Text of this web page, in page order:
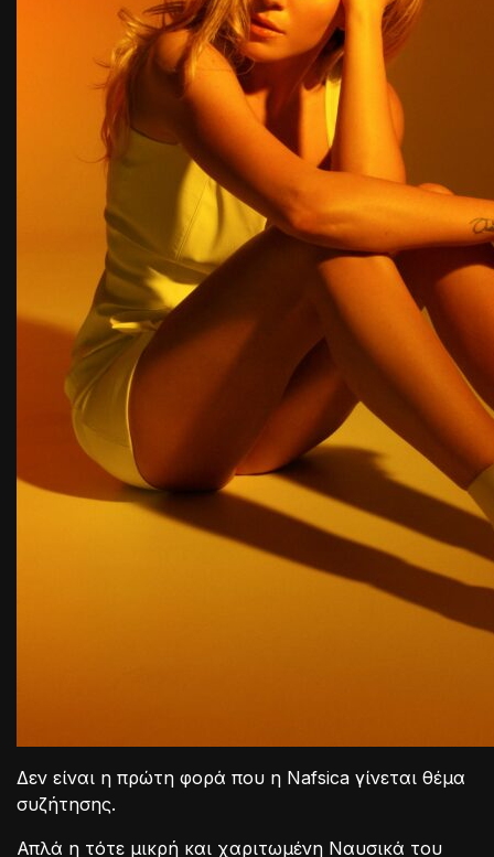
Δεν είναι η πρώτη φορά που η Nafsica γίνεται θέμα
συζήτησης.
Απλά η τότε μικρή και χαριτωμένη Ναυσικά του